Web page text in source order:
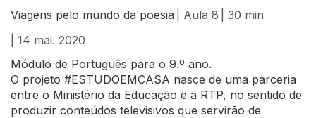
Viagens pelo mundo da poesia | Aula 8
| 30 min
| 14 mai. 2020
Módulo de Português para o 9.º ano.
O projeto #ESTUDOEMCASA nasce de uma parceria
entre o Ministério da Educação e a RTP, no sentido de
produzir conteúdos televisivos que servirão de